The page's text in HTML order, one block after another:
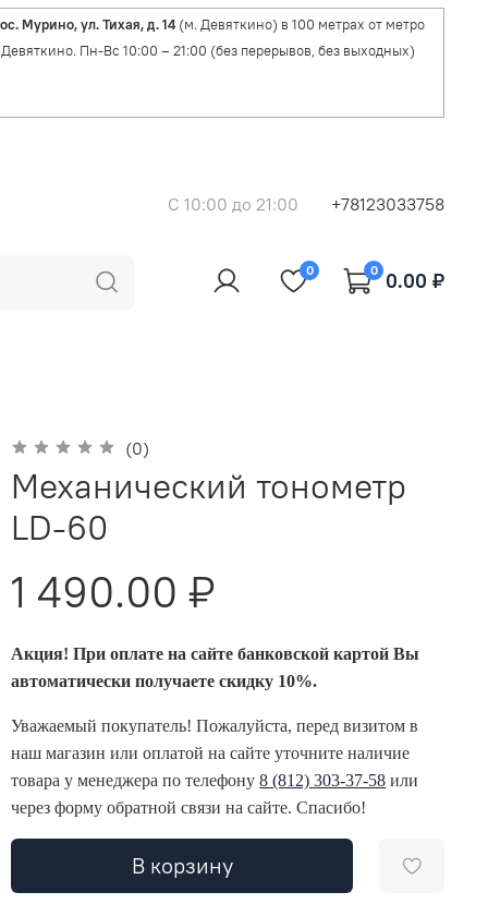
Мурино, ул. Тихая, д. 14(м. Девяткино) в 100 метрах от метро
Девяткино. Пн-Вс 10:00 – 21:00 (без перерывов, без выходных)
C 10:00 до 21:00 +78123033758
0 0 0.00 ₽
(0)
Механический тонометр
LD-60
1 490.00 ₽
Акция! При оплате на сайте банковской картой Вы
автоматически получаете скидку 10%.
Уважаемый покупатель! Пожалуйста, перед визитом в
наш магазин или оплатой на сайте уточните наличие
товара у менеджера по телефону8 (812) 303-37-58 или
через форму обратной связи на сайте. Спасибо!
В корзину